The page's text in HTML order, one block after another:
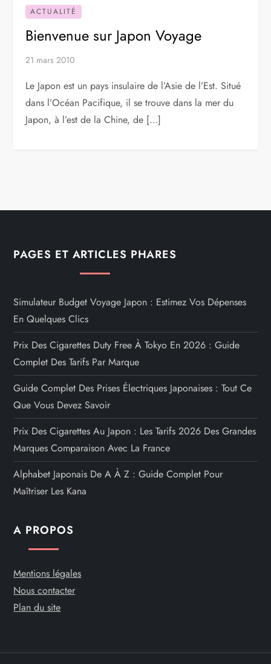
ACTUALITÉ
Bienvenue sur Japon Voyage
21 mars 2010
Le Japon est un pays insulaire de l’Asie de l’Est. Situé
dans l’Océan Pacifique, il se trouve dans la mer du
Japon, à l’est de la Chine, de […]
PAGES ET ARTICLES PHARES
Simulateur Budget Voyage Japon : Estimez Vos Dépenses
En Quelques Clics
Prix Des Cigarettes Duty Free À Tokyo En 2026 : Guide
Complet Des Tarifs Par Marque
Guide Complet Des Prises Électriques Japonaises : Tout Ce
Que Vous Devez Savoir
Prix Des Cigarettes Au Japon : Les Tarifs 2026 Des Grandes
Marques Comparaison Avec La France
Alphabet Japonais De A À Z : Guide Complet Pour
Maîtriser Les Kana
A PROPOS
Mentions légales
Nous contacter
Plan du site